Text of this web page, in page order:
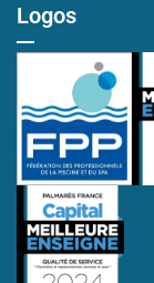
Logos